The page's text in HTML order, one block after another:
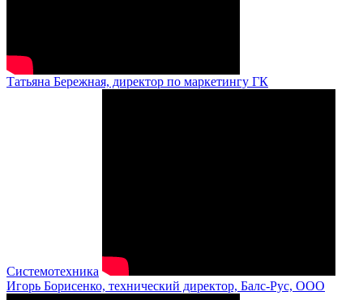
Татьяна Бережная, директор по маркетингу ГК
Системотехника
Игорь Борисенко, технический директор, Балс-Рус, ООО